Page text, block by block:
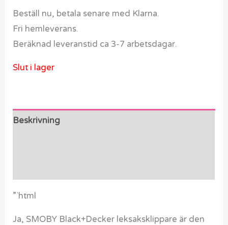
Beställ nu, betala senare med Klarna.
Fri hemleverans.
Beräknad leveranstid ca 3-7 arbetsdagar.
Slut i lager
Beskrivning
”`html
Ja, SMOBY Black+Decker leksaksklippare är den